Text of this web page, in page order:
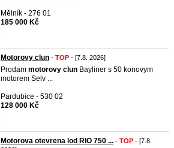
Mělník - 276 01
185 000 Kč
Motorovy clun - TOP - [7.8. 2026]
Prodam motorovy clun Bayliner s 50 konovym
motorem Selv ...
Pardubice - 530 02
128 000 Kč
Motorova otevrena lod RIO 750 ... - TOP - [7.8.